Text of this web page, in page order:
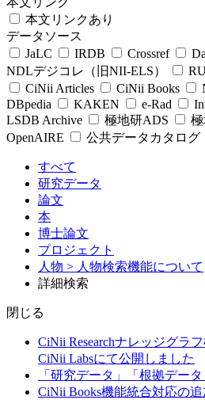
本文リンクあり
データソース
JaLC
IRDB Crossref
NDLデジコレ（旧NII-ELS）
CiNii Articles
CiNii Books
DBpedia
KAKEN e-Rad
LSDB Archive
極地研ADS
OpenAIRE
公共データカタログ
すべて
研究データ
論文
本
博士論文
プロジェクト
人物 > 人物検索機能について
詳細検索
閉じる
CiNii Researchナレッジグラ
CiNii Labsにて公開しました
「研究データ」「根拠デー
CiNii Books機能統合対応の